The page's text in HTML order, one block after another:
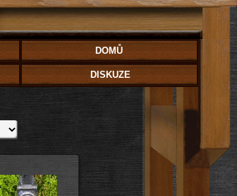
DOMŮ
DISKUZE